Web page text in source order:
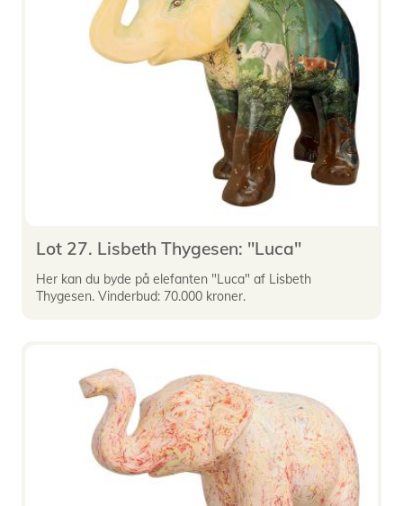
Lot 27. Lisbeth Thygesen: "Luca"
Her kan du byde på elefanten "Luca" af Lisbeth
Thygesen. Vinderbud: 70.000 kroner.